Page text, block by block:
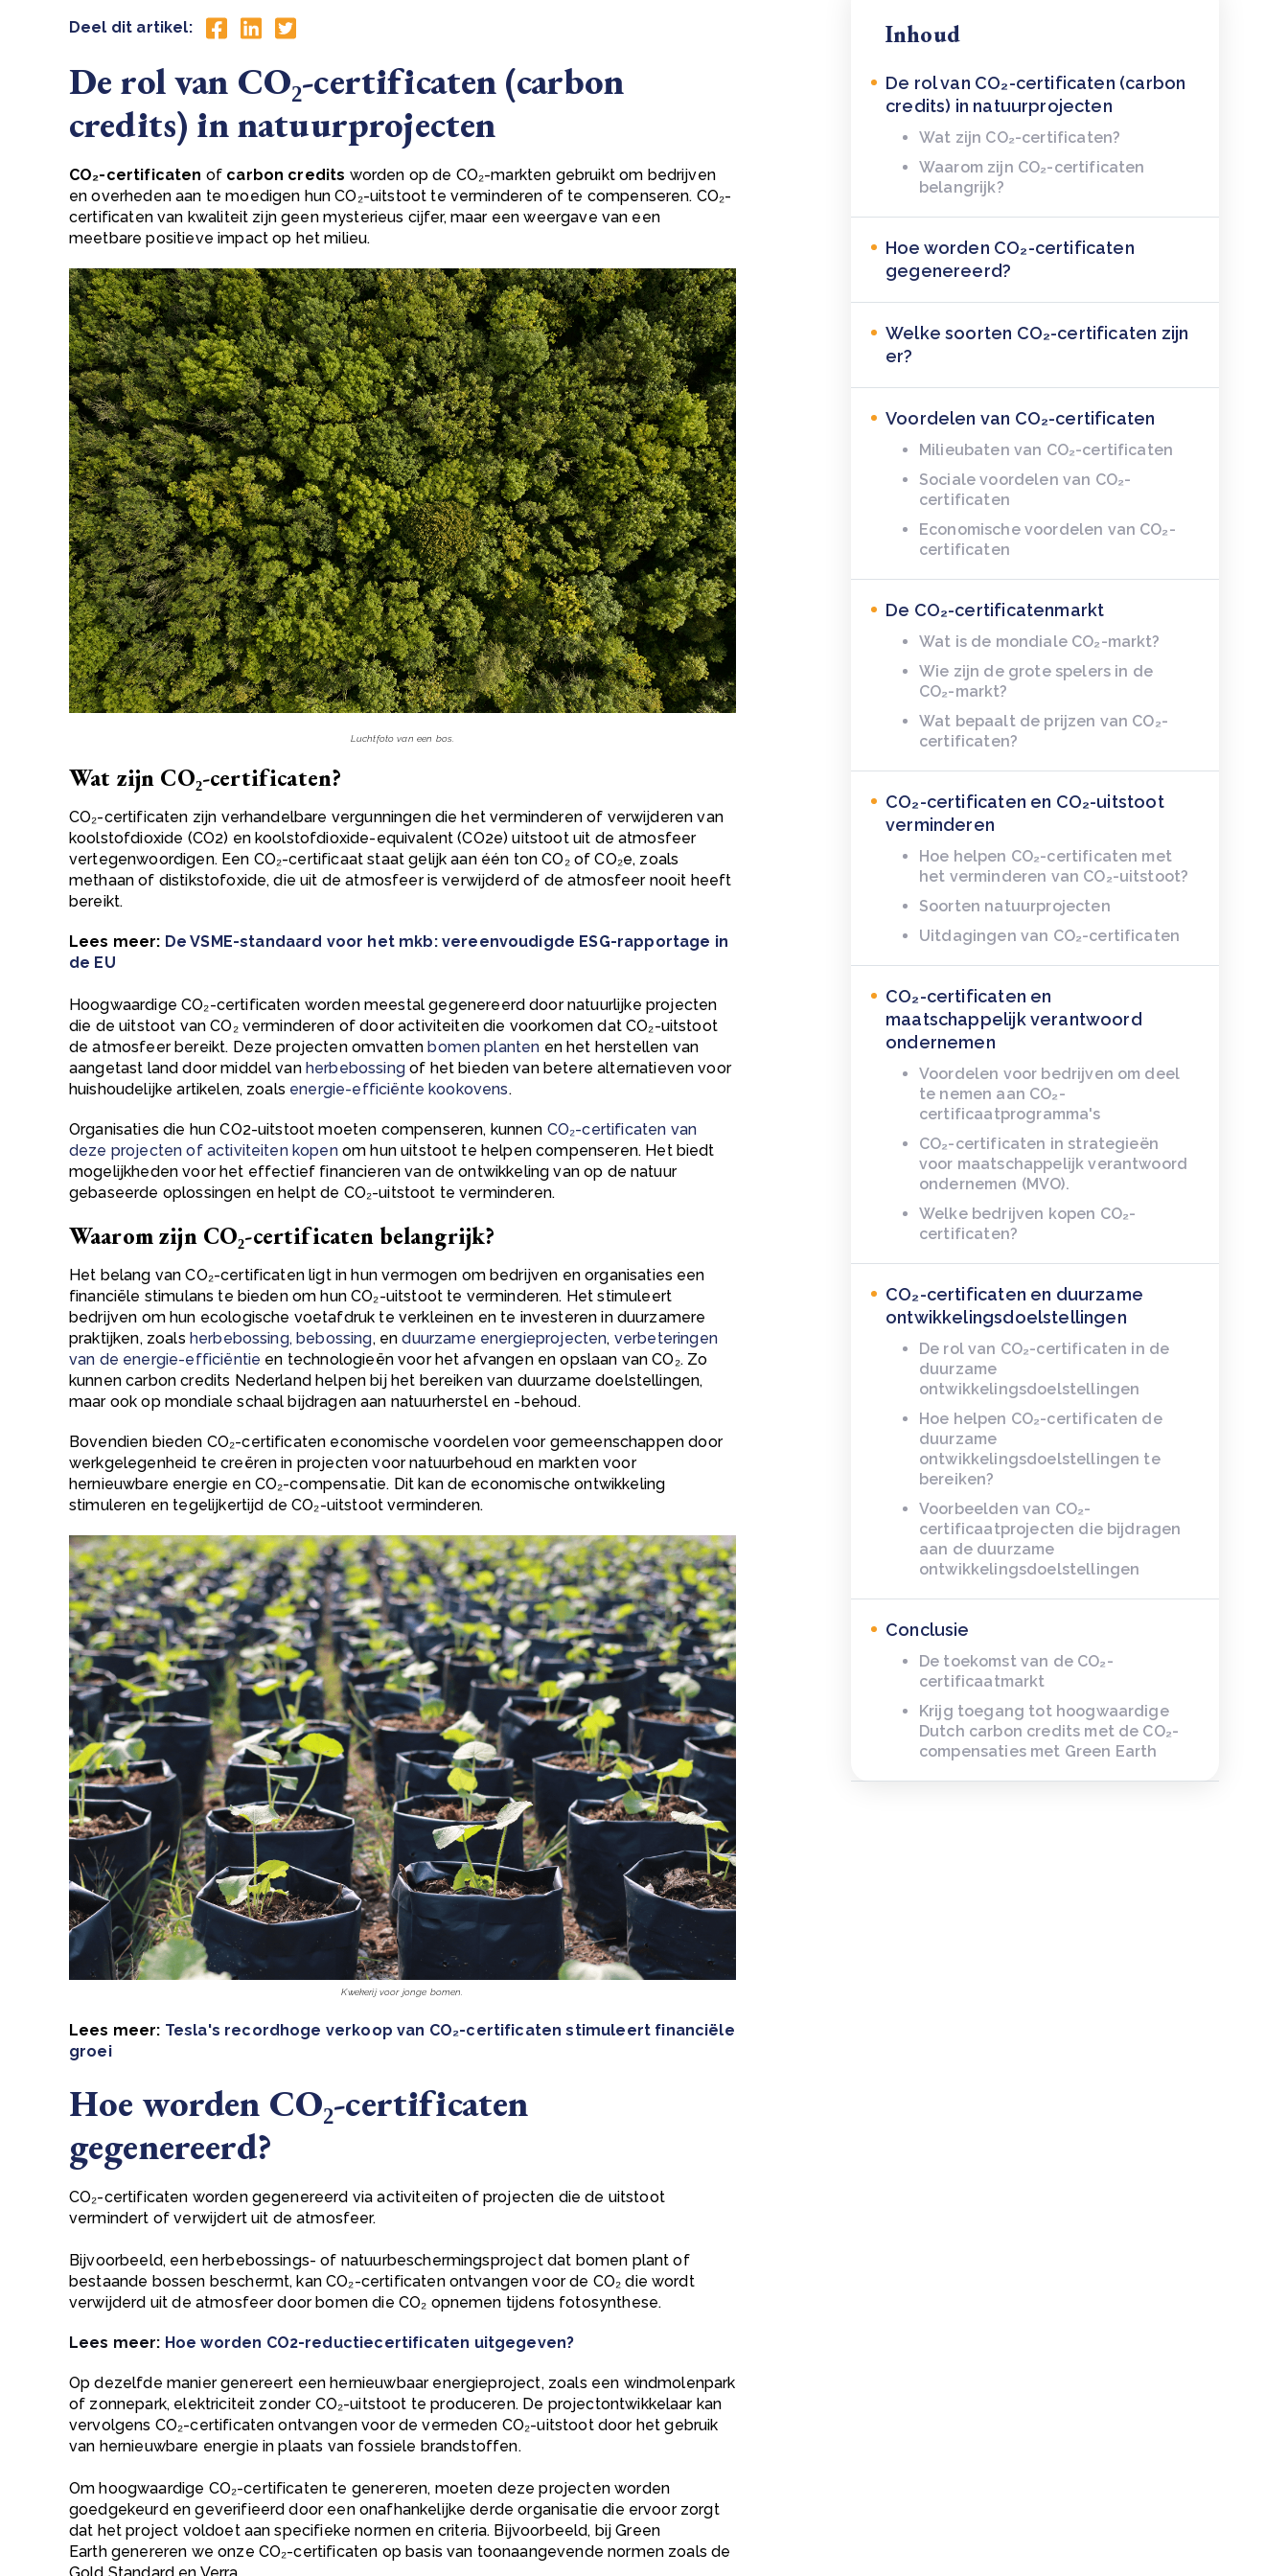
Deel dit artikel:
De rol van CO₂-certificaten (carbon
credits) in natuurprojecten
CO₂-certificaten of carbon credits worden op de CO₂-markten gebruikt om bedrijven
en overheden aan te moedigen hun CO₂-uitstoot te verminderen of te compenseren. CO₂-
certificaten van kwaliteit zijn geen mysterieus cijfer, maar een weergave van een
meetbare positieve impact op het milieu.
Luchtfoto van een bos.
Wat zijn CO₂-certificaten?
CO₂-certificaten zijn verhandelbare vergunningen die het verminderen of verwijderen van
koolstofdioxide (CO2) en koolstofdioxide-equivalent (CO2e) uitstoot uit de atmosfeer
vertegenwoordigen. Een CO₂-certificaatstaat gelijk aan één tonCO₂ ofCO₂e, zoals
methaan of distikstofoxide, die uit de atmosfeer is verwijderd of de atmosfeer nooit heeft
bereikt.
Lees meer: De VSME-standaard voor het mkb: vereenvoudigde ESG-rapportage in
de EU
HoogwaardigeCO₂-certificaten worden meestal gegenereerd door natuurlijke projecten
die de uitstoot vanCO₂ verminderen of door activiteiten die voorkomen datCO₂-uitstoot
de atmosfeer bereikt. Deze projecten omvattenbomen planten en het herstellen van
aangetast land door middel van herbebossing of het bieden van betere alternatieven voor
huishoudelijke artikelen, zoals energie-efficiënte kookovens.
Organisaties die hun CO2-uitstoot moeten compenseren, kunnen CO₂-certificaten van
deze projecten of activiteiten kopen om hun uitstoot te helpen compenseren. Het biedt
mogelijkheden voor het effectief financieren van de ontwikkeling van op de natuur
gebaseerde oplossingen en helpt de CO₂-uitstoot te verminderen.
Waarom zijn CO₂-certificaten belangrijk?
Het belang vanCO₂-certificatenligt in hun vermogen om bedrijven en organisaties een
financiële stimulans te bieden om hunCO₂-uitstoot te verminderen. Het stimuleert
bedrijven om hun ecologische voetafdruk te verkleinen en te investeren in duurzamere
praktijken, zoals herbebossing,bebossing, enduurzame energieprojecten, verbeteringen
van de energie-efficiëntie en technologieën voor het afvangen en opslaan van CO₂. Zo
kunnen carbon credits Nederland helpen bij het bereiken van duurzame doelstellingen,
maar ook op mondiale schaal bijdragen aan natuurherstel en -behoud.
Bovendien bieden CO₂-certificaten economische voordelen voor gemeenschappen door
werkgelegenheid te creëren in projecten voor natuurbehoud en markten voor
hernieuwbare energie en CO₂-compensatie. Dit kan de economische ontwikkeling
stimuleren en tegelijkertijd deCO₂-uitstoot verminderen.
Kwekerij voor jonge bomen.
Lees meer: Tesla's recordhoge verkoop van CO₂-certificaten stimuleert financiële
groei
Hoe worden CO₂-certificaten
gegenereerd?
CO₂-certificaten worden gegenereerd via activiteiten of projecten die de uitstoot
vermindert of verwijdert uit de atmosfeer.
Bijvoorbeeld, een herbebossings- of natuurbeschermingsproject dat bomen plant of
bestaande bossen beschermt, kan CO₂-certificaten ontvangen voor de CO₂die wordt
verwijderd uit de atmosfeer door bomen die CO₂ opnemen tijdens fotosynthese.
Lees meer: Hoe worden CO2-reductiecertificaten uitgegeven?
Op dezelfde manier genereert een hernieuwbaar energieproject, zoals een windmolenpark
of zonnepark, elektriciteit zonder CO₂-uitstoot te produceren. De projectontwikkelaar kan
vervolgens CO₂-certificaten ontvangen voor de vermeden CO₂-uitstoot door het gebruik
van hernieuwbare energie in plaats van fossiele brandstoffen.
Om hoogwaardige CO₂-certificaten te genereren, moeten deze projecten worden
goedgekeurd en geverifieerd door een onafhankelijke derde organisatie die ervoor zorgt
dat het project voldoet aan specifieke normen en criteria. Bijvoorbeeld, bij Green
Earth genereren we onze CO₂-certificaten op basis van toonaangevende normen zoals de
Inhoud
De rol van CO₂-certificaten (carbon
credits) in natuurprojecten
Wat zijn CO₂-certificaten?
Waarom zijn CO₂-certificaten
belangrijk?
Hoe worden CO₂-certificaten
gegenereerd?
Welke soorten CO₂-certificaten zijn
er?
Voordelen van CO₂-certificaten
Milieubaten van CO₂-certificaten
Sociale voordelen van CO₂-
certificaten
Economische voordelen van CO₂-
certificaten
De CO₂-certificatenmarkt
Wat is de mondiale CO₂-markt?
Wie zijn de grote spelers in de
CO₂-markt?
Wat bepaalt de prijzen van CO₂-
certificaten?
CO₂-certificaten en CO₂-uitstoot
verminderen
Hoe helpen CO₂-certificaten met
het verminderen van CO₂-uitstoot?
Soorten natuurprojecten
Uitdagingen van CO₂-certificaten
CO₂-certificaten en
maatschappelijk verantwoord
ondernemen
Voordelen voor bedrijven om deel
te nemen aan CO₂-
certificaatprogramma's
CO₂-certificaten in strategieën
voor maatschappelijk verantwoord
ondernemen (MVO).
Welke bedrijven kopen CO₂-
certificaten?
CO₂-certificaten en duurzame
ontwikkelingsdoelstellingen
De rol van CO₂-certificaten in de
duurzame
ontwikkelingsdoelstellingen
Hoe helpen CO₂-certificaten de
duurzame
ontwikkelingsdoelstellingen te
bereiken?
Voorbeelden van CO₂-
certificaatprojecten die bijdragen
aan de duurzame
ontwikkelingsdoelstellingen
Conclusie
De toekomst van de CO₂-
certificaatmarkt
Krijg toegang tot hoogwaardige
Dutch carbon credits met de CO₂-
compensaties met Green Earth